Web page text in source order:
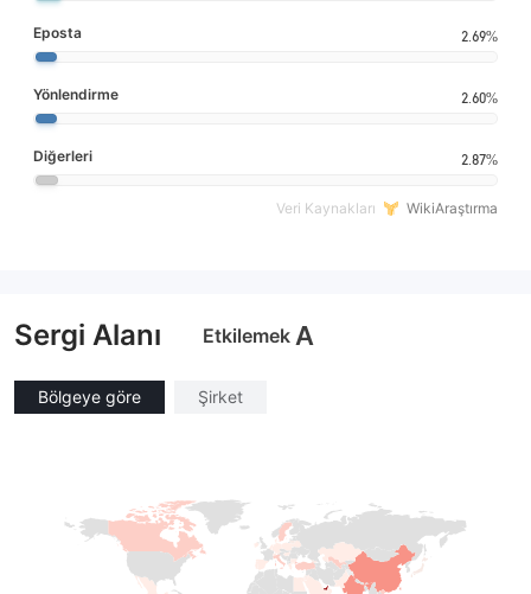
Eposta 2.69%
Yönlendirme 2.60%
Diğerleri 2.87%
Veri Kaynakları WikiAraştırma
Sergi Alanı Etkilemek A
Bölgeye göre Şirket